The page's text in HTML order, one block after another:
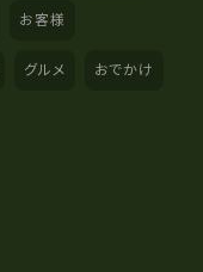
お客様
グルメ おでかけ